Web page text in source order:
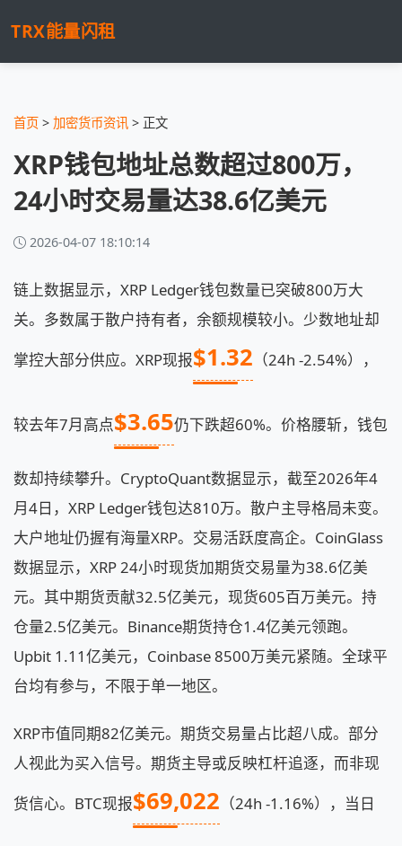
TRX能量闪租
首页 > 加密货币资讯 > 正文
XRP钱包地址总数超过800万，
24小时交易量达38.6亿美元
2026-04-07 18:10:14
链上数据显示，XRP Ledger钱包数量已突破800万大
关。多数属于散户持有者，余额规模较小。少数地址却
掌控大部分供应。XRP现报$1.32 （24h -2.54%），
较去年7月高点$3.65仍下跌超60%。价格腰斩，钱包
数却持续攀升。CryptoQuant数据显示，截至2026年4
月4日，XRP Ledger钱包达810万。散户主导格局未变。
大户地址仍握有海量XRP。交易活跃度高企。CoinGlass
数据显示，XRP 24小时现货加期货交易量为38.6亿美
元。其中期货贡献32.5亿美元，现货605百万美元。持
仓量2.5亿美元。Binance期货持仓1.4亿美元领跑。
Upbit 1.11亿美元，Coinbase 8500万美元紧随。全球平
台均有参与，不限于单一地区。
XRP市值同期82亿美元。期货交易量占比超八成。部分
人视此为买入信号。期货主导或反映杠杆追逐，而非现
货信心。BTC现报$69,022 （24h -1.16%），当日